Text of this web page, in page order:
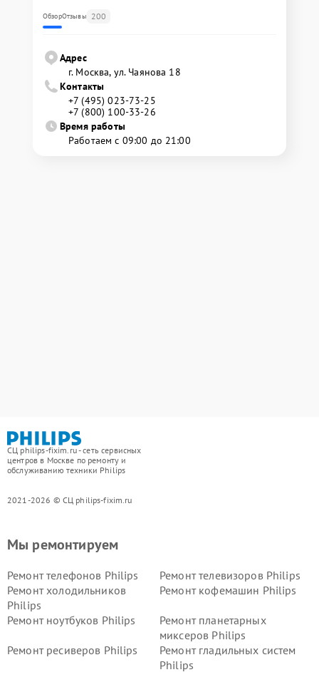
ОбзорОтзывы 200
Адрес
г. Москва, ул. Чаянова 18
Контакты
+7 (495) 023-73-25
+7 (800) 100-33-26
Время работы
Работаем с 09:00 до 21:00
СЦ philips-fixim.ru - сеть сервисных
центров в Москве по ремонту и
обслуживанию техники Philips
2021-2026 © СЦ philips-fixim.ru
Мы ремонтируем
Ремонт телефонов Philips
Ремонт телевизоров Philips
Ремонт холодильников
Philips
Ремонт кофемашин Philips
Ремонт ноутбуков Philips
Ремонт планетарных
миксеров Philips
Ремонт ресиверов Philips
Ремонт гладильных систем
Philips